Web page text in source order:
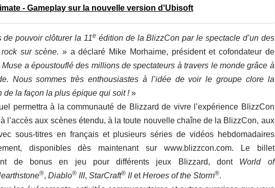
- Gameplay sur la nouvelle version d'Ubisoft
pouvoir clôturer la 11eédition de la BlizzCon par le spectacle d’un des
sur scène. » a déclaré Mike Morhaime, président et cofondateur de
Muse a époustouflé des millions de spectateurs à travers le monde grâce à
Nous sommes très enthousiastes à l’idée de voir le groupe clore la
de la façon la plus épique qui soit !»
permettra à la communauté de Blizzard de vivre l’expérience BlizzCon
l’accès aux scènes étendu, à la toute nouvelle chaîne de la BlizzCon, aux
sous-titres en français et plusieurs séries de vidéos hebdomadaires
disponibles dès maintenant sur www.blizzcon.com. Le billet
de bonus en jeu pour différents jeux Blizzard, dont World of
®, Diablo® III, StarCraft® IIetHeroes of the Storm®.